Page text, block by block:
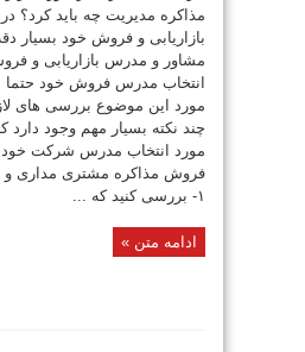
مذاکره مدیریت چه باید کرد؟
بازاریابی و فروش خود بسیار
مشاور و مدرس بازاریابی و
انتخاب مدرس فروش خود حتما
مورد این موضوع بررسی های
چند نکته بسیار مهم وجود دارد
مورد انتخاب مدرس شرکت خود
فروش مذاکره مشتری مداری و
۱- بررسی کنید که ...
ادامه متن »